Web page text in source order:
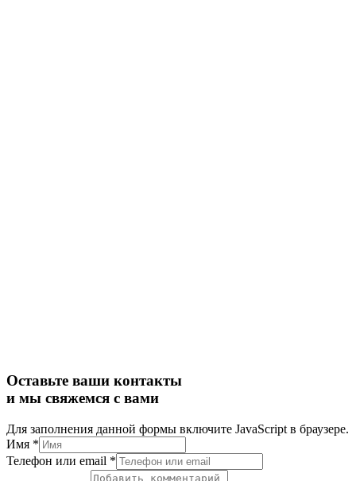
Оставьте ваши контакты
и мы свяжемся с вами
Для заполнения данной формы включите JavaScript в браузере.
Имя *
или
Телефон или email *